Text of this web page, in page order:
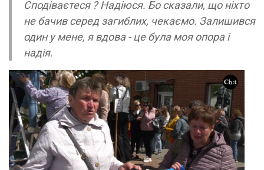
Сподіваєтеся ? Надіюся. Бо сказали, що ніхто
не бачив серед загиблих, чекаємо. Залишився
один у мене, я вдова - це була моя опора і
надія.